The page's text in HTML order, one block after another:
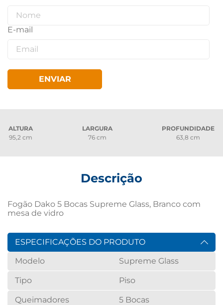
ENVIAR
ALTURA
95,2 cm
LARGURA
76 cm
PROFUNDIDADE
63,8 cm
Descrição
Fogão Dako 5 Bocas Supreme Glass, Branco com
mesa de vidro
ESPECIFICAÇÕES DO PRODUTO
Modelo
Supreme Glass
Tipo Piso
Queimadores 5 Bocas